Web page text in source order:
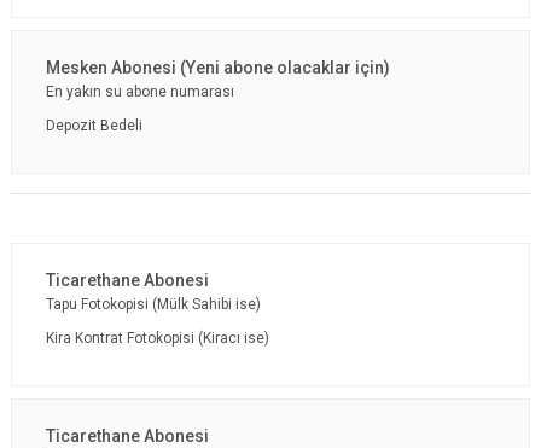
En yakın su abone numarası
Depozit Bedeli
Tapu Fotokopisi (Mülk Sahibi ise)
Kira Kontrat Fotokopisi (Kiracı ise)